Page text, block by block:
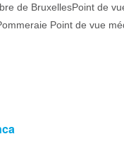
de BruxellesPoint de
Point de vue